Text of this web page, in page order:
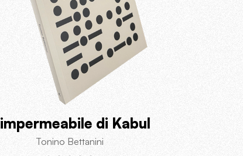
di Kabul
Tonino Bettanini